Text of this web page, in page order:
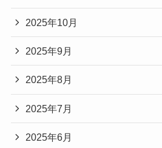
2025年10月
2025年9月
2025年8月
2025年7月
2025年6月